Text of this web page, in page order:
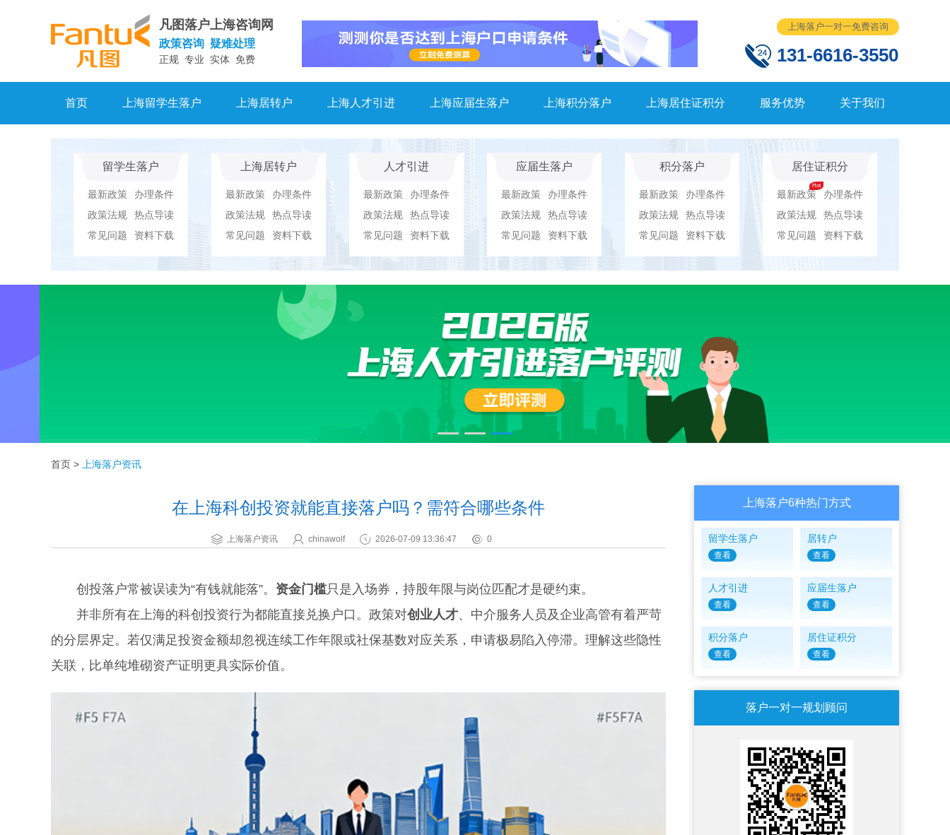
凡图落户上海咨询网
政策咨询 疑难处理
正规 专业 实体 免费
上海落户一对一免费咨询
131-6616-3550
首页 上海留学生落户 上海居转户 上海人才引进 上海应届生落户 上海积分落户 上海居住证积分 服务优势 关于我们
留学生落户
最新政策
办理条件
政策法规
热点导读
常见问题
资料下载
上海居转户
最新政策
办理条件
政策法规
热点导读
常见问题
资料下载
人才引进
最新政策
办理条件
政策法规
热点导读
常见问题
资料下载
应届生落户
最新政策
办理条件
政策法规
热点导读
常见问题
资料下载
积分落户
最新政策
办理条件
政策法规
热点导读
常见问题
资料下载
居住证积分
最新政策
办理条件
政策法规
热点导读
常见问题
资料下载
首页 > 上海落户资讯
在上海科创投资就能直接落户吗？需符合哪些条件
上海落户资讯 chinawolf 2026-07-09 13:36:47 0
创投落户常被误读为“有钱就能落”。 资金门槛只是入场券，持股年限与岗位匹配才是硬约束。
并非所有在上海的科创投资行为都能直接兑换户口。政策对创业人才、中介服务人员及企业高管有着严苛
的分层界定。若仅满足投资金额却忽视连续工作年限或社保基数对应关系，申请极易陷入停滞。理解这些隐性
关联，比单纯堆砌资产证明更具实际价值。
上海落户6种热门方式
留学生落户
查看
居转户
查看
人才引进
查看
应届生落户
查看
积分落户
查看
居住证积分
查看
落户一对一规划顾问